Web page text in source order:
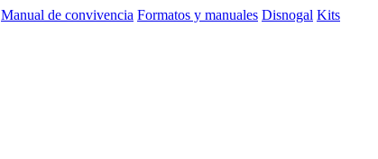
Manual de convivencia Formatos y manuales Disnogal Kits